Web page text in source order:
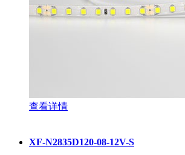
查看详情
XF-N2835D120-08-12V-S